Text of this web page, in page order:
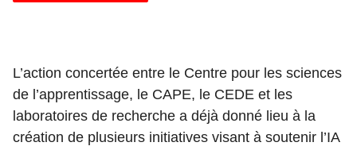
L’action concertée entre le Centre pour les sciences
de l’apprentissage, le CAPE, le CEDE et les
laboratoires de recherche a déjà donné lieu à la
création de plusieurs initiatives visant à soutenir l’IA